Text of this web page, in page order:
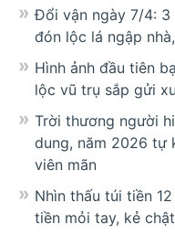
Đổi vận ngày 7/4: 3
đón lộc lá ngập
Hình ảnh đầu tiên
lộc vũ trụ sắp gửi
Trời thương người
dung, năm 2026 tự
viên mãn
Nhìn thấu túi tiền
tiền mỏi tay, kẻ